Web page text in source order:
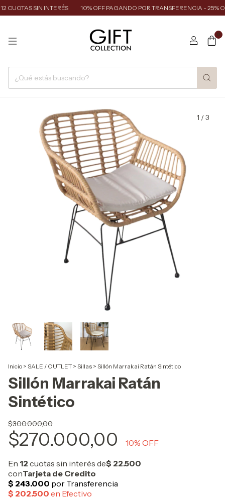
CUOTAS SIN INTERÉS 10% OFF PAGANDO POR TRANSFERENCIA - 25%
0
1 /3
Inicio > SALE / OUTLET > Sillas > Sillón Marrakai Ratán Sintético
Sillón Marrakai Ratán
Sintético
$300.000,00
$270.000,00 10% OFF